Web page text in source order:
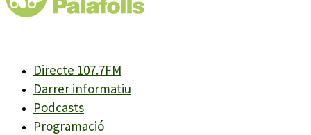
Directe 107.7FM
Darrer informatiu
Podcasts
Programació